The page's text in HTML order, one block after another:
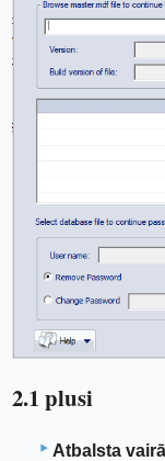
2.1 plusi
Atbalsta